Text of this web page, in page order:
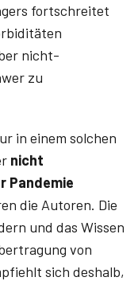
fortschreitet
nicht-
zu
in einem solchen
nicht
Pandemie
die Autoren. Die
und das Wissen
von
sich deshalb,